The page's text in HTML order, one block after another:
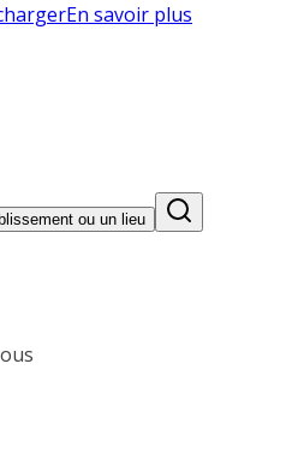
En savoir plus
ou un lieu